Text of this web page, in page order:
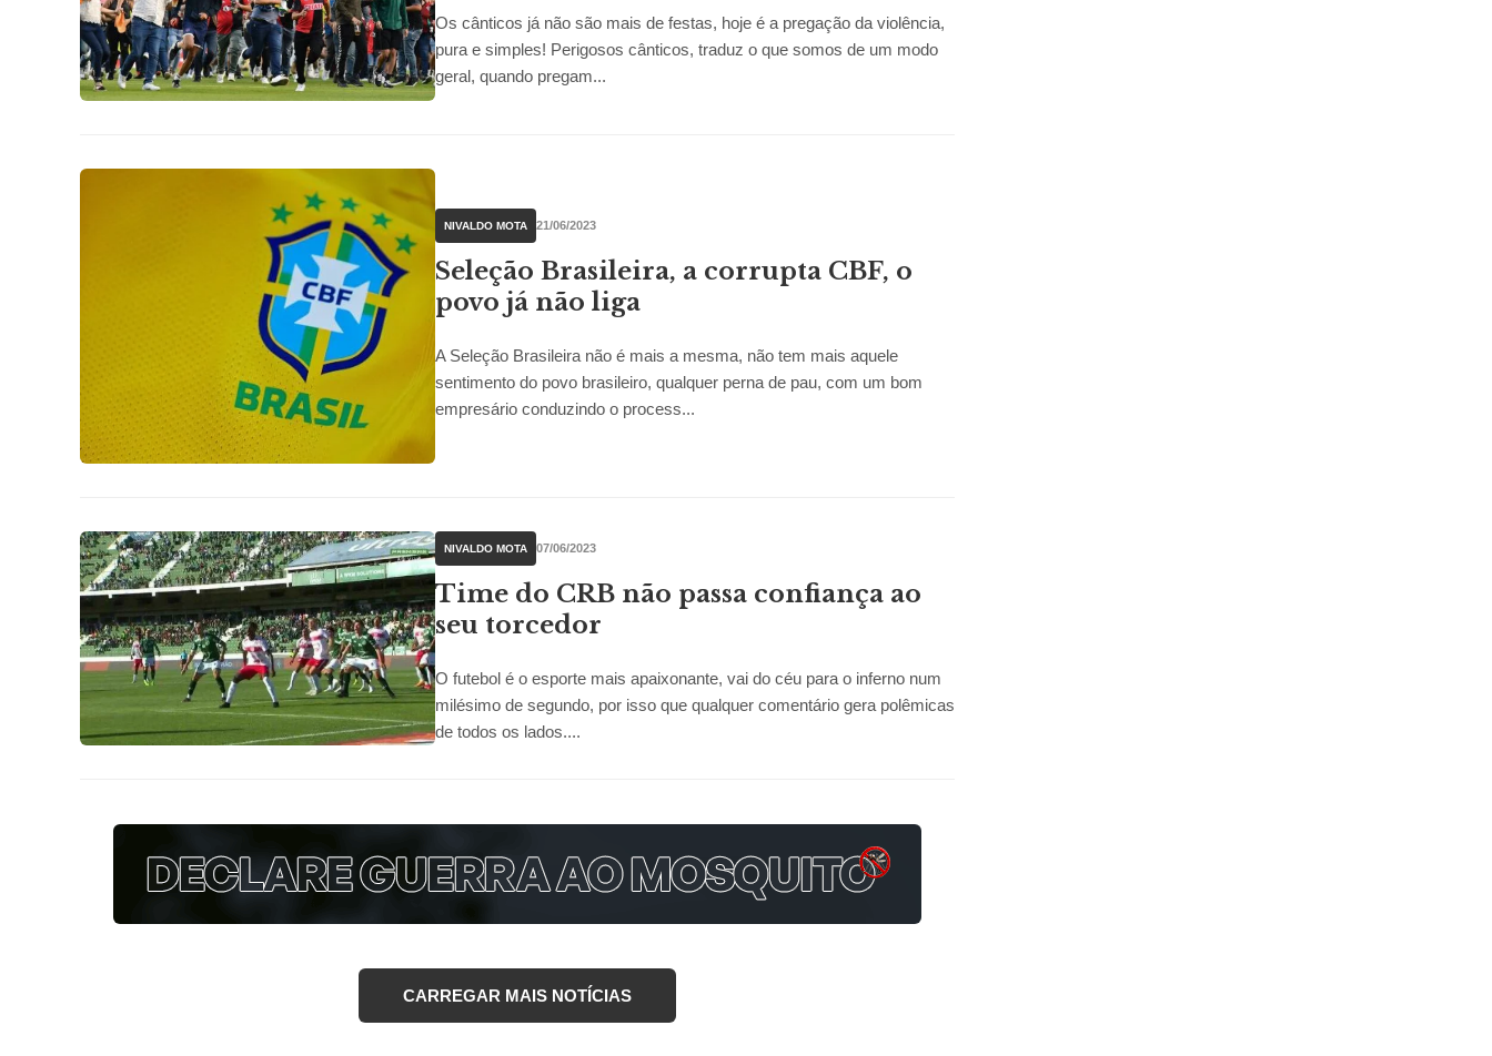
Os cânticos já não são mais de festas, hoje é a pregação da violência,
pura e simples! Perigosos cânticos, traduz o que somos de um modo
geral, quando pregam...
NIVALDO MOTA 21/06/2023
Seleção Brasileira, a corrupta CBF, o
povo já não liga
A Seleção Brasileira não é mais a mesma, não tem mais aquele
sentimento do povo brasileiro, qualquer perna de pau, com um bom
empresário conduzindo o process...
NIVALDO MOTA 07/06/2023
Time do CRB não passa confiança ao
seu torcedor
O futebol é o esporte mais apaixonante, vai do céu para o inferno num
milésimo de segundo, por isso que qualquer comentário gera polêmicas
de todos os lados....
CARREGAR MAIS NOTÍCIAS